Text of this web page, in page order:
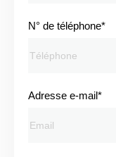
N° de téléphone*
Adresse e-mail*